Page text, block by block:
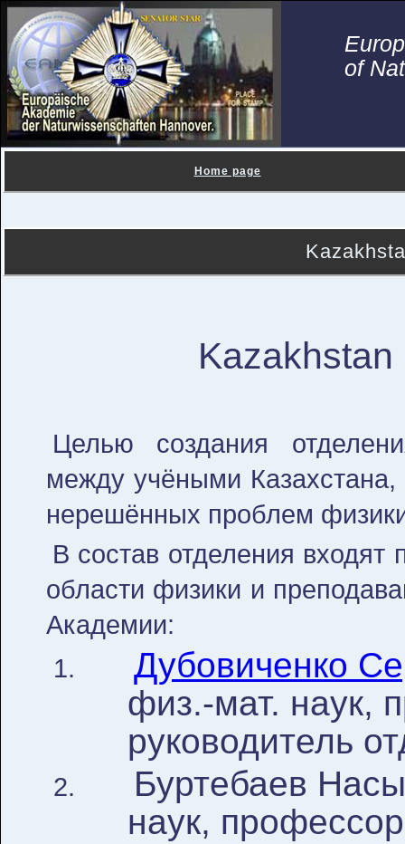
of
Home page
Целью создания
между учёными
нерешённых проблем
В состав отделения входят
области физики и
Академии:
Дубовиченко
физ.-мат. наук,
руководитель
Буртебаев
наук,